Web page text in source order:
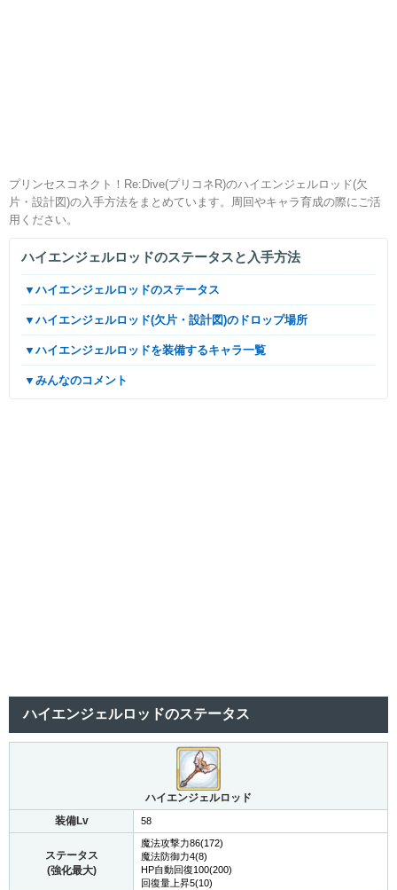
プリンセスコネクト！Re:Dive(プリコネR)のハイエンジェルロッド(欠
片・設計図)の入手方法をまとめています。周回やキャラ育成の際にご活
用ください。
ハイエンジェルロッドのステータスと入手方法
▼ハイエンジェルロッドのステータス
▼ハイエンジェルロッド(欠片・設計図)のドロップ場所
▼ハイエンジェルロッドを装備するキャラ一覧
▼みんなのコメント
ハイエンジェルロッドのステータス
ハイエンジェルロッド
装備Lv
58
ステータス
(強化最大)
魔法攻撃力86(172)
魔法防御力4(8)
HP自動回復100(200)
回復量上昇5(10)